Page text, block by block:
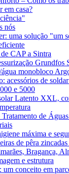
em casa?
nós
uma solução "um
CAP a Sintra
Grundfos
água monobloco
acessórios de
e 5000
Latento XXL,
de
máxima e
de pêra
Bragança,
e estrutura
um conceito em